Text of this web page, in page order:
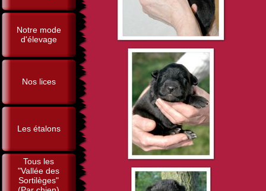
Notre mode
d'élevage
Nos lices
Les étalons
Tous les
"Vallée des
Sortilèges"